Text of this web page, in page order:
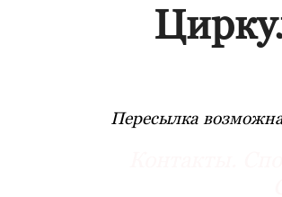
Пересылка